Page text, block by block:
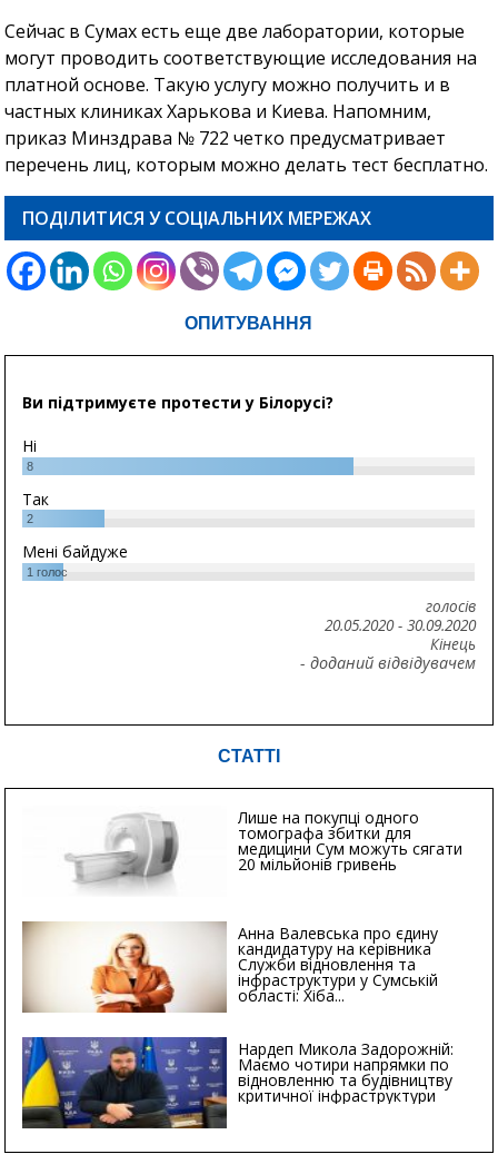
Сейчас в Сумах есть еще две лаборатории, которые
могут проводить соответствующие исследования на
платной основе. Такую услугу можно получить и в
частных клиниках Харькова и Киева. Напомним,
приказ Минздрава № 722 четко предусматривает
перечень лиц, которым можно делать тест бесплатно.
ПОДІЛИТИСЯ У СОЦІАЛЬНИХ МЕРЕЖАХ
ОПИТУВАННЯ
Ви підтримуєте протести у Білорусі?
Ні
8
Так
2
Мені байдуже
1 голос
голосів
20.05.2020- 30.09.2020
Кінець
- доданий відвідувачем
СТАТТІ
Лише на покупці одного
томографа збитки для
медицини Сум можуть сягати
20 мільйонів гривень
Анна Валевська про єдину
кандидатуру на керівника
Служби відновлення та
інфраструктури у Сумській
області: Хіба...
Нардеп Микола Задорожній:
Маємо чотири напрямки по
відновленню та будівництву
критичної інфраструктури